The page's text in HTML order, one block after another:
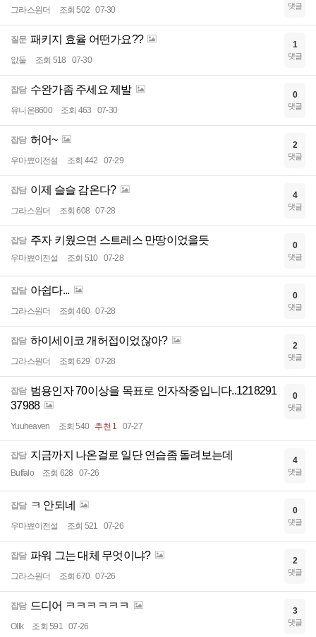
그라스원더 조회 502 07-30 댓글
질문 패키지 효율 어떤가요??
앖둘 조회 518 07-30
1
댓글
잡담 수완가좀 주세요 제발
유니온8600 조회 463 07-30
0
댓글
잡담 허어~
우마뾰이전설 조회 442 07-29
2
댓글
잡담 이제 슬슬 감온다?
그라스원더 조회 608 07-28
4
댓글
잡담 주자 키웠으면 스트레스 만땅이었을듯
우마뾰이전설 조회 510 07-28
0
댓글
잡담 아쉽다...
그라스원더 조회 460 07-28
0
댓글
잡담 하이세이코 개허접이었잖아?
그라스원더 조회 629 07-28
2
댓글
잡담 범용인자 70이상을 목표로 인자작중입니다..1218291
37988
Yuuheaven 조회 540 추천 1 07-27
0
댓글
잡담 지금까지 나온걸로 일단 연습좀 돌려보는데
Buffalo 조회 628 07-26
4
댓글
잡담 ㅋ 안되네
우마뾰이전설 조회 521 07-26
0
댓글
잡담 파워 그는 대체 무엇이냐?
그라스원더 조회 670 07-26
2
댓글
잡담 드디어 ㅋㅋㅋㅋㅋㅋ
Ollk 조회 591 07-26
3
댓글